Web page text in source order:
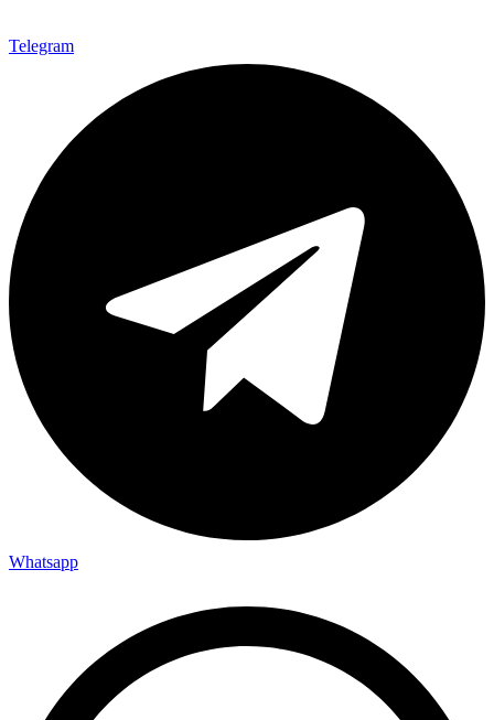
Telegram
Whatsapp